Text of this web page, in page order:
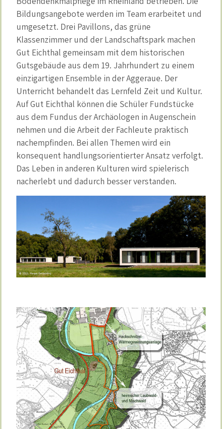
Bildungsangebote werden im Team erarbeitet und
umgesetzt. Drei Pavillons, das grüne
Klassenzimmer und der Landschaftspark machen
Gut Eichthal gemeinsam mit dem historischen
Gutsgebäude aus dem 19. Jahrhundert zu einem
einzigartigen Ensemble in der Aggeraue. Der
Unterricht behandelt das Lernfeld Zeit und Kultur.
Auf Gut Eichthal können die Schüler Fundstücke
aus dem Fundus der Archäologen in Augenschein
nehmen und die Arbeit der Fachleute praktisch
nachempfinden. Bei allen Themen wird ein
konsequent handlungsorientierter Ansatz verfolgt.
Das Leben in anderen Kulturen wird spielerisch
nacherlebt und dadurch besser verstanden.